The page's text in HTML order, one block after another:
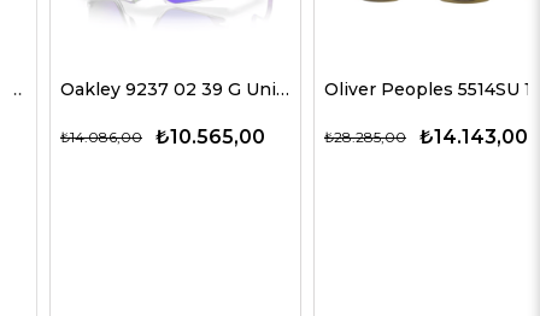
Oakley 9237 02 39 G Unisex Güneş Gözlükleri
₺10.565,00
₺14.086,00
Oliver Peoples 5514SU 1678C5 51 G Unisex Güneş Gözlükleri
₺14.143,00
₺28.285,00